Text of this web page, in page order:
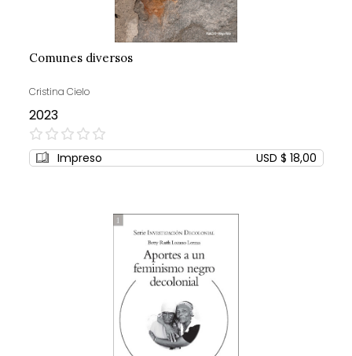
Comunes diversos
Cristina Cielo
2023
0%
Impreso USD $ 18,00